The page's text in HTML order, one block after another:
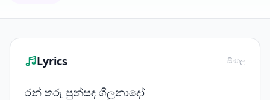
Lyrics සිංහල
රන් තරු පුන්සඳ ගිලුනාදෝ